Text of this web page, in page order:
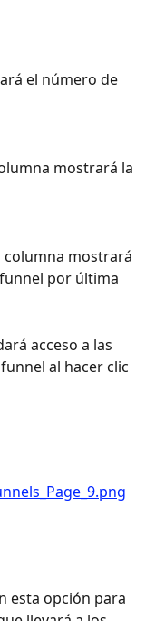
el número de
mostrará la
columna mostrará
por última
acceso a las
al hacer clic
esta opción para